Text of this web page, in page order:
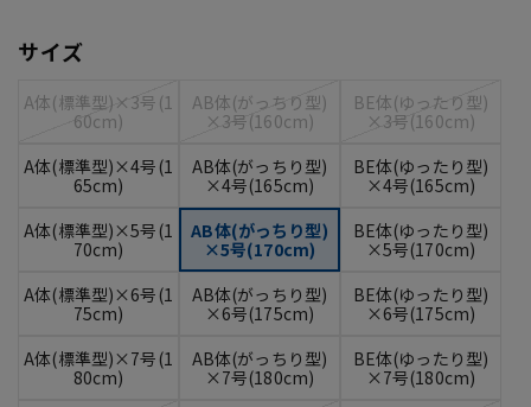
サイズ
A体(標準型)×3号(1
60cm)
AB体(がっちり型)
×3号(160cm)
BE体(ゆったり型)
×3号(160cm)
A体(標準型)×4号(1
65cm)
AB体(がっちり型)
×4号(165cm)
BE体(ゆったり型)
×4号(165cm)
A体(標準型)×5号(1
70cm)
AB体(がっちり型)
×5号(170cm)
BE体(ゆったり型)
×5号(170cm)
A体(標準型)×6号(1
75cm)
AB体(がっちり型)
×6号(175cm)
BE体(ゆったり型)
×6号(175cm)
A体(標準型)×7号(1
80cm)
AB体(がっちり型)
×7号(180cm)
BE体(ゆったり型)
×7号(180cm)